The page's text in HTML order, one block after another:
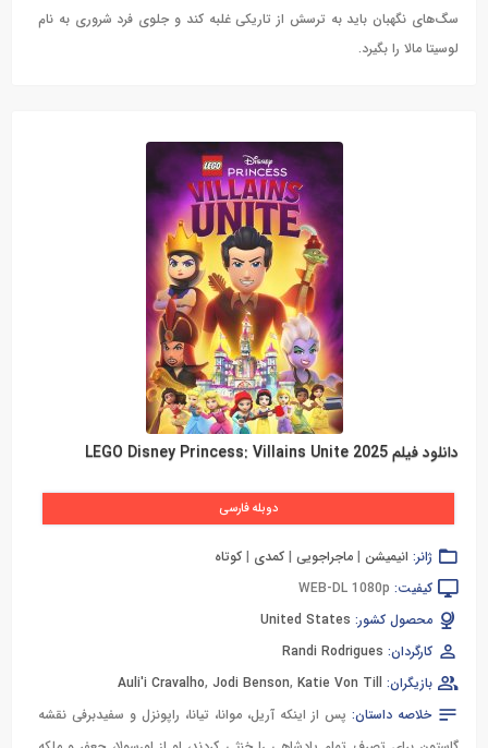
سگ‌های نگهبان باید به ترسش از تاریکی غلبه کند و جلوی فرد شروری به نام
لوسیتا مالا را بگیرد.
دانلود فیلم LEGO Disney Princess: Villains Unite 2025
دوبله فارسی
ژانر: انیمیشن | ماجراجویی | کمدی | کوتاه
کیفیت: WEB-DL 1080p
محصول کشور: United States
کارگردان: Randi Rodrigues
بازیگران:
Auli'i Cravalho, Jodi Benson, Katie Von Till
خلاصه داستان: پس از اینکه آریل، موانا، تیانا، راپونزل و سفیدبرفی نقشه